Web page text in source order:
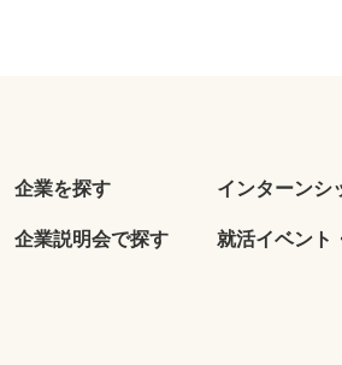
企業を探す
企業説明会で探す
インターンシ
就活イベント